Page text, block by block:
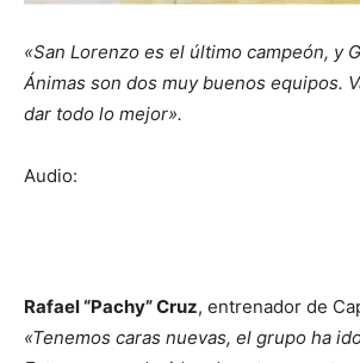
«San Lorenzo es el último campeón, y
Ánimas son dos muy buenos equipos.
dar todo lo mejor».
Audio:
Rafael “Pachy” Cruz, entrenador de
«Tenemos caras nuevas, el grupo ha